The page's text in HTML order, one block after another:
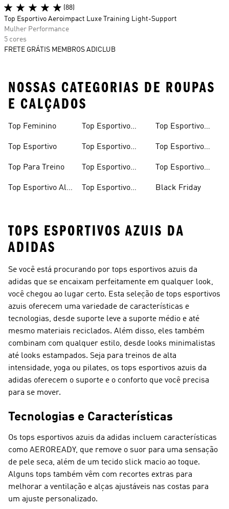
(88)
Top Esportivo Aeroimpact Luxe Training Light-Support
Mulher Performance
5 cores
FRETE GRÁTIS MEMBROS ADICLUB
NOSSAS CATEGORIAS DE ROUPAS
E CALÇADOS
Top Feminino
Top Esportivo
Top Para Treino
Top Esportivo Alta
Top Esportivo
Top Esportivo
Top Esportivo
Top Esportivo
Top Esportivo
Top Esportivo
Top Esportivo
Black Friday
TOPS ESPORTIVOS AZUIS DA
ADIDAS
Se você está procurando por tops esportivos azuis da
adidas que se encaixam perfeitamente em qualquer look,
você chegou ao lugar certo. Esta seleção de tops esportivos
azuis oferecem uma variedade de características e
tecnologias, desde suporte leve a suporte médio e até
mesmo materiais reciclados. Além disso, eles também
combinam com qualquer estilo, desde looks minimalistas
até looks estampados. Seja para treinos de alta
intensidade, yoga ou pilates, os tops esportivos azuis da
adidas oferecem o suporte e o conforto que você precisa
para se mover.
Tecnologias e Características
Os tops esportivos azuis da adidas incluem características
como AEROREADY, que remove o suor para uma sensação
de pele seca, além de um tecido slick macio ao toque.
Alguns tops também vêm com recortes extras para
melhorar a ventilação e alças ajustáveis nas costas para
um ajuste personalizado.